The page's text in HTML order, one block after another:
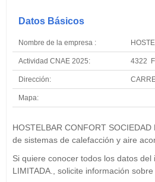
Datos Básicos
Nombre de la empresa :
Actividad CNAE 2025: 4322
Dirección:
Mapa:
−
HOSTELBAR CONFORT
de sistemas de calefacción y aire
Si quiere conocer todos los datos
LIMITADA., solicite información